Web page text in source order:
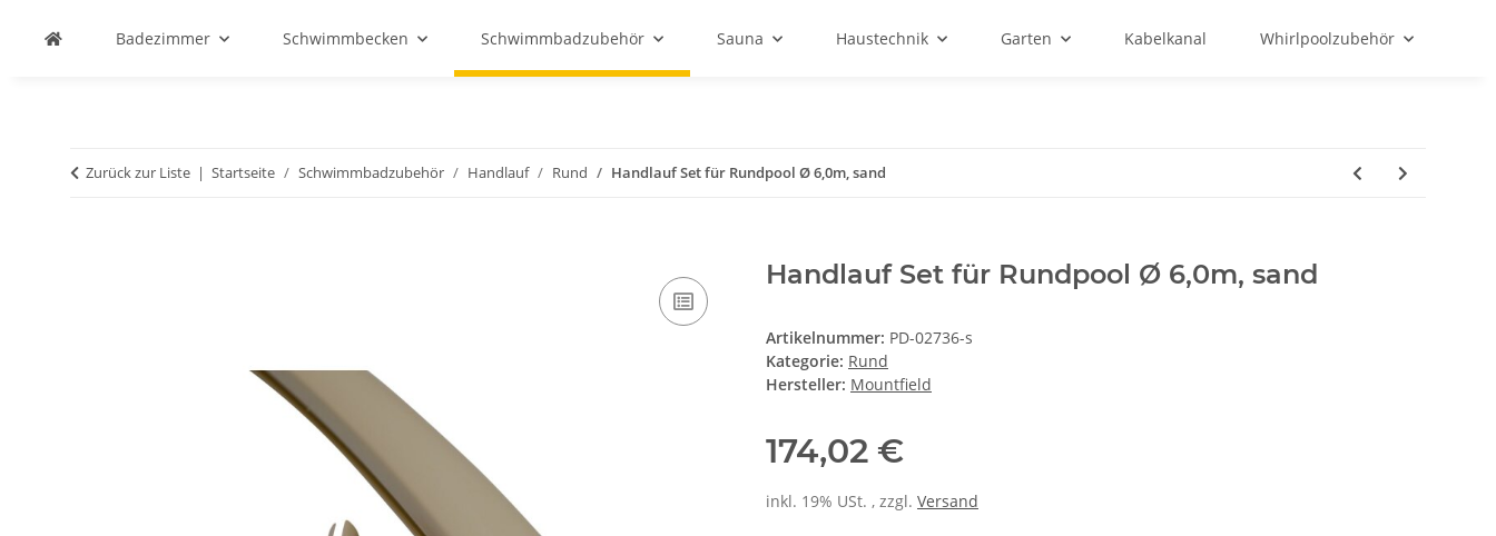
Badezimmer Schwimmbecken Schwimmbadzubehör Sauna Haustechnik Garten Kabelkanal Whirlpoolzubehör
Zurück zur Liste Startseite Schwimmbadzubehör Handlauf Rund Handlauf Set für Rundpool Ø 6,0m, sand
Handlauf Set für Rundpool Ø 6,0m, sand
Artikelnummer: PD-02736-s
Kategorie: Rund
Hersteller: Mountfield
174,02 €
inkl. 19% USt. , zzgl. Versand